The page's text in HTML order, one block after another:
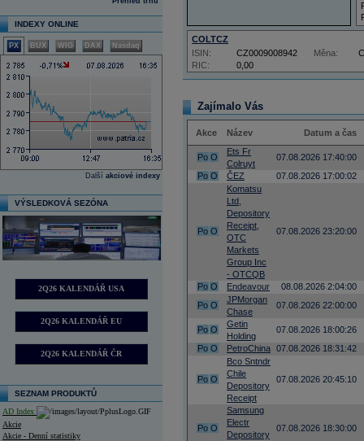
INDEXY ONLINE
PX BUX WIG DAX Nasdaq
Další akciové indexy
VÝSLEDKOVÁ SEZÓNA
2Q26 KALENDÁŘ USA
2Q26 KALENDÁŘ EU
2Q26 KALENDÁŘ ČR
SEZNAM PRODUKTŮ
AD Index
Akcie
Akcie - Denní statistiky
COLTCZ
RIC: 0,00
ISIN: CZ0009008942 Měna:
Zajímalo Vás
Akce Název Datum a čas
Po O
Ets Fr
Colruyt
07.08.2026 17:40:00
Po O ČEZ 07.08.2026 17:00:02
Po O
Komatsu
Ltd,
Depository
Receipt,
OTC
Markets
Group Inc
- OTCQB
07.08.2026 23:20:00
Po O Endeavour
08.08.2026 2:04:00
Po O
JPMorgan
Chase
07.08.2026 22:00:00
Po O
Getin
Holding
07.08.2026 18:00:26
Po O PetroChina 07.08.2026 18:31:42
Po O
Bco Sntndr
Chile
Depository
Receipt
07.08.2026 20:45:10
Po O
Samsung
Electr
Depository
07.08.2026 18:30:00